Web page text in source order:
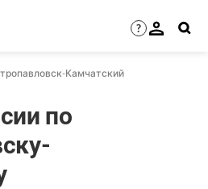
?
Камчатский
по